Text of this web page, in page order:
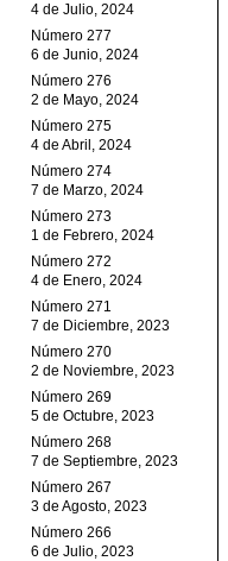
4 de Julio, 2024
Número 277
6 de Junio, 2024
Número 276
2 de Mayo, 2024
Número 275
4 de Abril, 2024
Número 274
7 de Marzo, 2024
Número 273
1 de Febrero, 2024
Número 272
4 de Enero, 2024
Número 271
7 de Diciembre, 2023
Número 270
2 de Noviembre, 2023
Número 269
5 de Octubre, 2023
Número 268
7 de Septiembre, 2023
Número 267
3 de Agosto, 2023
Número 266
6 de Julio, 2023